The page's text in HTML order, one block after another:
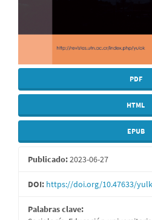
PDF
HTML
EPUB
Publicado:2023-06-27
DOI: https://doi.org/10.47633/
Palabras clave: